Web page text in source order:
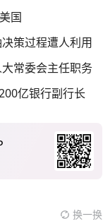
国
策过程遭人利用
常委会主任职务
亿银行副行长
换一换